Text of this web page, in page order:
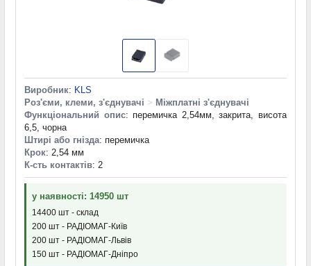
Виробник: KLS
Роз'єми, клеми, з'єднувачі > Міжплатні з'єднувачі
Функціональний опис: перемичка 2,54мм, закрита, висота
6,5, чорна
Штирі або гнізда: перемичка
Крок: 2,54 мм
К-сть контактів: 2
у наявності: 14950 шт
14400 шт - склад
200 шт - РАДІОМАГ-Київ
200 шт - РАДІОМАГ-Львів
150 шт - РАДІОМАГ-Дніпро